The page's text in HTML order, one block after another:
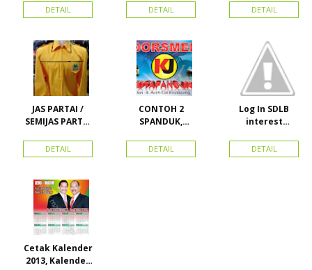
KAMPANYE,
PARTAI DAN
DETAIL
PERDANA 411
DETAIL
MURAH
LACOSTE SEMUA
STOK
DETAIL
JAS PARTAI /
SEMIJAS PARTAI
DETAIL
CONTOH 2
SPANDUK,
KARTU NAMA
DETAIL
Log In SDLB
interest
DETAIL
Cetak Kalender
2013, Kalender